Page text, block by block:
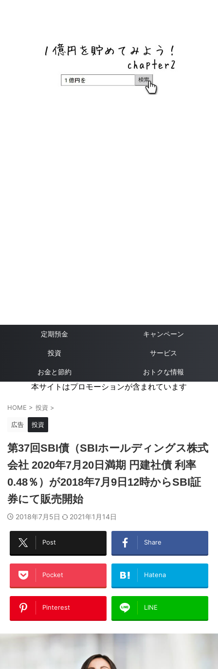
定期預金 キャンペーン
投資 サービス
お金と節約 おトクな情報
本サイトはプロモーションが含まれています
HOME > 投資 >
広告 投資
第37回SBI債（SBIホールディングス株式
会社 2020年7月20日満期 円建社債 利率
0.48％）が2018年7月9日12時からSBI証
券にて販売開始
2018年7月5日 2021年1月14日
Post Share
Pocket Hatena
Pinterest LINE